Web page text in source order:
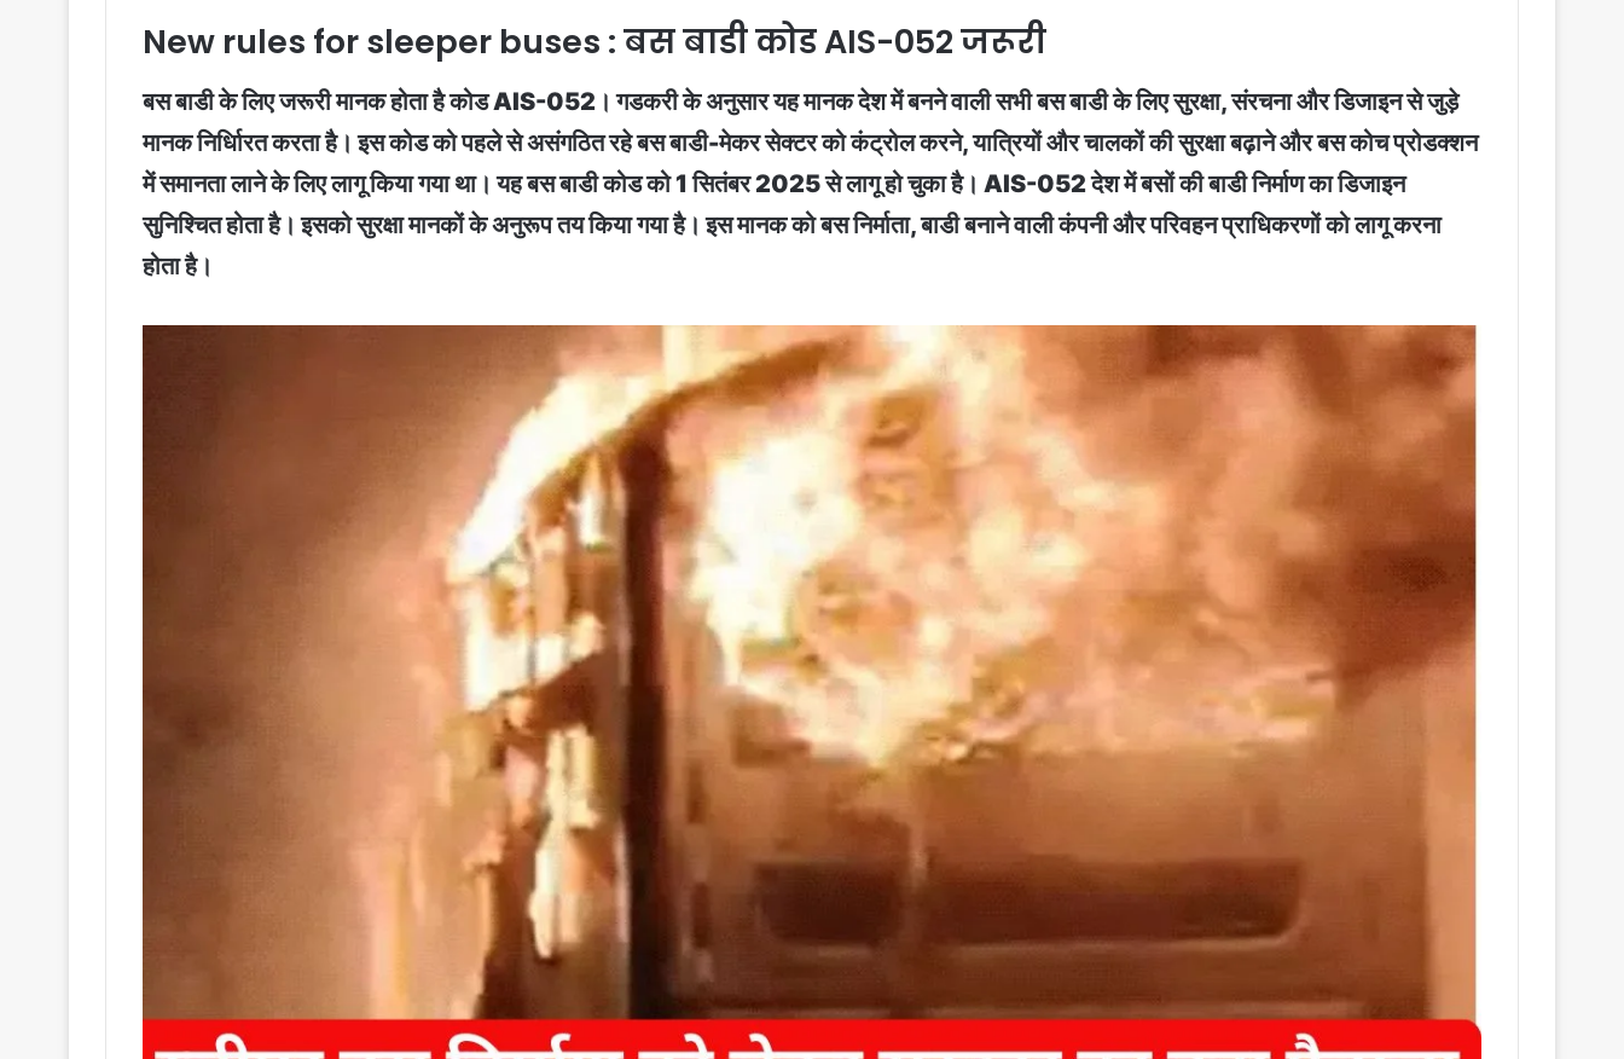
New rules for sleeper buses : बस बाडी कोड AIS-052 जरूरी
बस बाडी के लिए जरूरी मानक होता है कोड AIS-052। गडकरी के अनुसार यह मानक देश में बनने वाली सभी बस बाडी के लिए सुरक्षा, संरचना और डिजाइन से जुड़े
मानक निर्धािरत करता है। इस कोड को पहले से असंगठित रहे बस बाडी-मेकर सेक्टर को कंट्रोल करने, यात्रियों और चालकों की सुरक्षा बढ़ाने और बस कोच प्रोडक्शन
में समानता लाने के लिए लागू किया गया था। यह बस बाडी कोड को 1 सितंबर 2025 से लागू हो चुका है। AIS-052 देश में बसों की बाडी निर्माण का डिजाइन
सुनिश्चित होता है। इसको सुरक्षा मानकों के अनुरूप तय किया गया है। इस मानक को बस निर्माता, बाडी बनाने वाली कंपनी और परिवहन प्राधिकरणों को लागू करना
होता है।